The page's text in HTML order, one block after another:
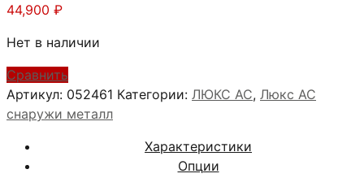
44,900 ₽
Нет в наличии
Сравнить
Артикул: 052461 Категории: ЛЮКС АС, Люкс АС
снаружи металл
Характеристики
Опции